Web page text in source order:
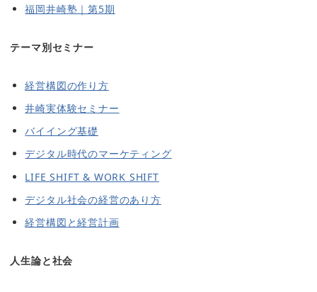
福岡井崎塾｜第5期
テーマ別セミナー
経営構図の作り方
井崎実体験セミナー
バイイング基礎
デジタル時代のマーケティング
LIFE SHIFT & WORK SHIFT
デジタル社会の経営のあり方
経営構図と経営計画
人生論と社会